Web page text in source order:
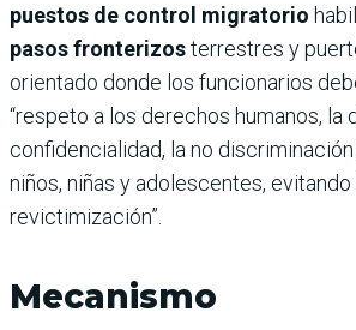
puestos de control migratorio
pasos fronterizosterrestres y
orientado donde los funcionarios
“respeto a los derechos humanos, la
confidencialidad, la no
niños, niñas y adolescentes, evitando
revictimización”.
Mecanismo